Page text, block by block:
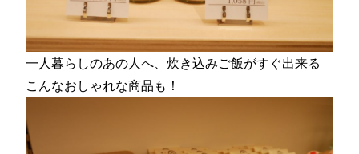
一人暮らしのあの人へ、炊き込みご飯がすぐ出来る
こんなおしゃれな商品も！